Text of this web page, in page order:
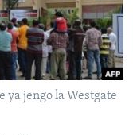
jengo la Westgate